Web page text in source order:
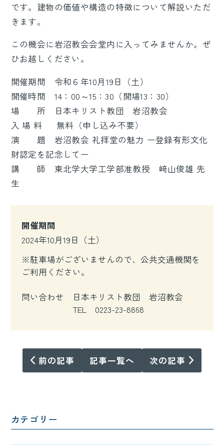
です。建物の価値や構造の特徴について解説いただ
きます。
この機会に岩沼教会会堂内に入ってみませんか。ぜ
ひお越しください。
開催期間 令和６年10月19日（土）
開催時間 14：00～15：30（開場13：30）
場 所 日本キリスト教団 岩沼教会
入 場 料 無料（申し込み不要）
演 題 岩沼教会 礼拝堂の魅力 ー登録有形文化
財認定を記念してー
講 師 東北学大学工学部准教授 﨑山俊雄 先
生
開催期間
2024年10月19日（土）
※駐車場がございませんので、公共交通機関を
ご利用ください。
問い合わせ 日本キリスト教団 岩沼教会
TEL 0223-23-8868
前の記事 記事一覧へ 次の記事
カテゴリー